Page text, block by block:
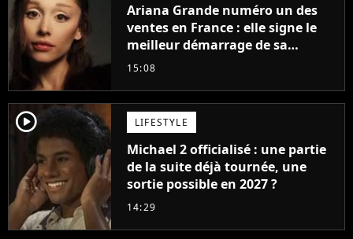
Ariana Grande numéro un des
ventes en France : elle signe le
meilleur démarrage de sa
carrière avec son album Petal
15:08
player2 LIFESTYLE
Michael 2 officialisé : une partie
de la suite déjà tournée, une
sortie possible en 2027 ?
14:29